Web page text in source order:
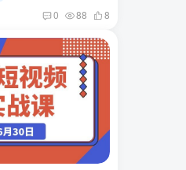
2024最新风口项目 低密度蓝海赛道，日收益5000+周收益4w+…
0 88 8